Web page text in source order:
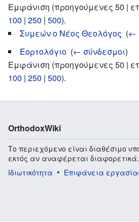
Εμφάνιση (προηγούμενες 50 |
100 | 250 | 500).
Συμεών ο Νέος Θεολόγος (←
Εορτολόγιο (← σύνδεσμοι)
Εμφάνιση (προηγούμενες 50 |
100 | 250 | 500).
OrthodoxWiki
Το περιεχόμενο είναι διαθέσιμο
εκτός αν αναφέρεται διαφορετικά.
Ιδιωτικότητα
Επιφάνεια